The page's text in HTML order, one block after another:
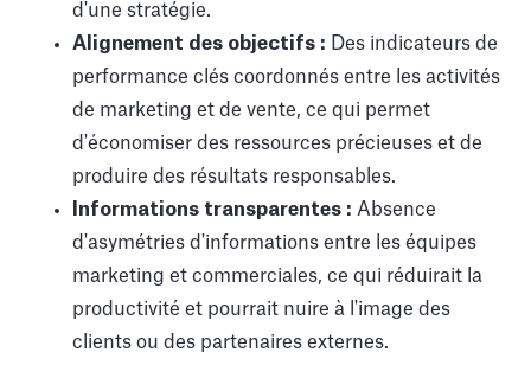
d'une stratégie.
Alignement des objectifs : Des indicateurs de
performance clés coordonnés entre les activités
de marketing et de vente, ce qui permet
d'économiser des ressources précieuses et de
produire des résultats responsables.
Informations transparentes : Absence
d'asymétries d'informations entre les équipes
marketing et commerciales, ce qui réduirait la
productivité et pourrait nuire à l'image des
clients ou des partenaires externes.